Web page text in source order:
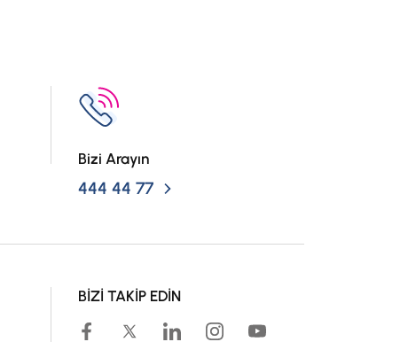
Bizi Arayın
444 44 77
BİZİ TAKİP EDİN